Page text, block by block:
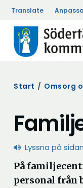
Translate
Start / Omsorg
Lyssna på sidan
På
personal från